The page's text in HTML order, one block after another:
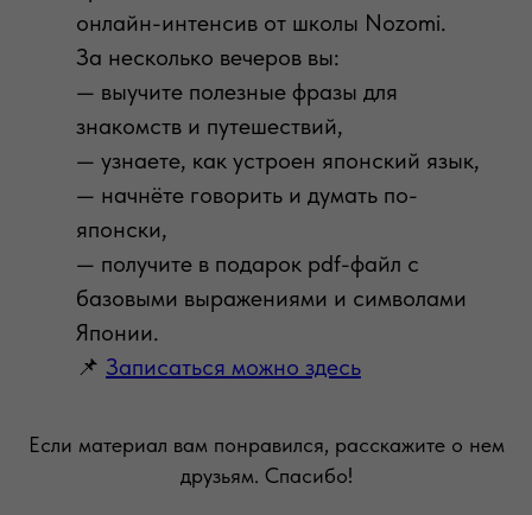
онлайн-интенсив от школы Nozomi.
За несколько вечеров вы:
— выучите полезные фразы для
знакомств и путешествий,
— узнаете, как устроен японский язык,
— начнёте говорить и думать по-
японски,
— получите в подарок pdf-файл с
базовыми выражениями и символами
Японии.
📌 Записаться можно здесь
Если материал вам понравился, расскажите о нем
друзьям. Спасибо!